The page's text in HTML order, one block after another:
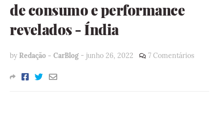
de consumo e performance
revelados - Índia
by Redação - CarBlog - junho 26, 2022 7 Comentários